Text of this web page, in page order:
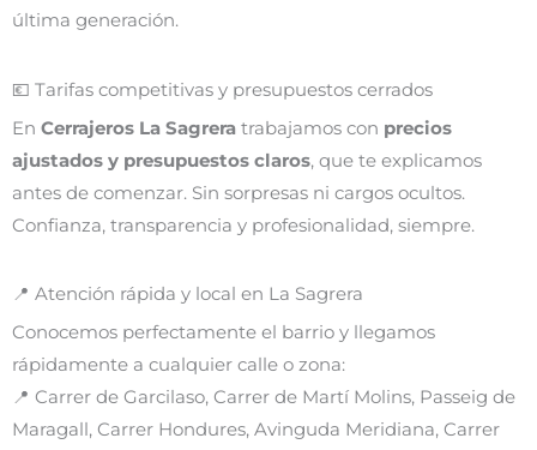
última generación.
💶 Tarifas competitivas y presupuestos cerrados
En Cerrajeros La Sagrera trabajamos con precios
ajustados y presupuestos claros, que te explicamos
antes de comenzar. Sin sorpresas ni cargos ocultos.
Confianza, transparencia y profesionalidad, siempre.
📍 Atención rápida y local en La Sagrera
Conocemos perfectamente el barrio y llegamos
rápidamente a cualquier calle o zona:
📍 Carrer de Garcilaso, Carrer de Martí Molins, Passeig de
Maragall, Carrer Hondures, Avinguda Meridiana, Carrer